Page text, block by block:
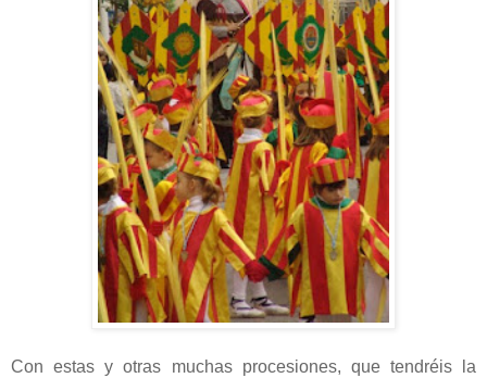
Con estas y otras muchas procesiones, que tendréis la